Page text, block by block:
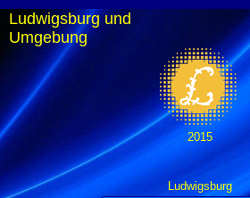
Ludwigsburg und
Umgebung
2015
Ludwigsburg